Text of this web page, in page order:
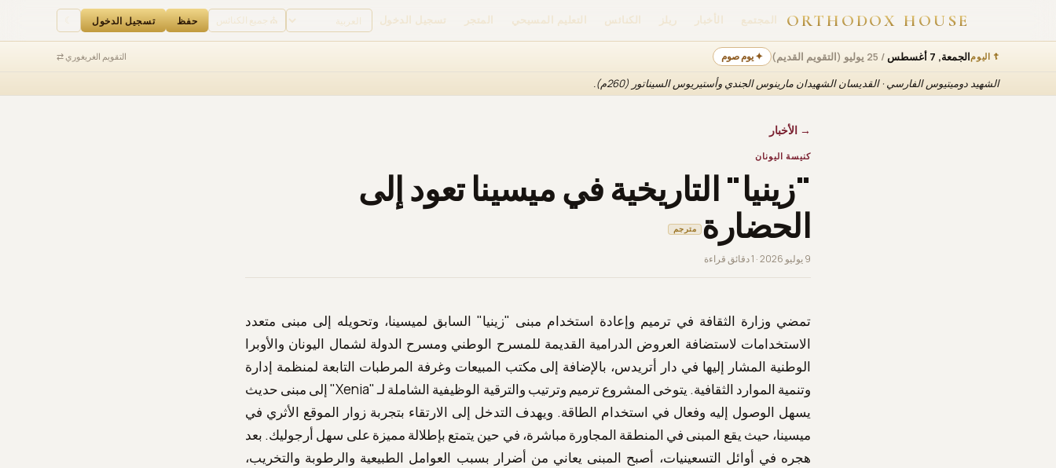
ORTHODOX HOUSE المجتمع الأخبار ريلز الكنائس التعليم المسيحي المتجر تسجيل الدخول ⛪ جميع الكنائس حفظ تسجيل الدخول
☦ اليومالجمعة, 7 أغسطس / 25 يوليو (التقويم القديم) ✦ يوم صوم التقويم الغريغوري ⇄
الشهيد دوميتيوس الفارسي · القديسان الشهيدان مارينوس الجندي وأستيريوس السيناتور (260م).
→ الأخبار
كنيسة اليونان
"زينيا" التاريخية في ميسينا تعود إلى
الحضارة
مترجم
9 يوليو 2026 · 1 دقائق قراءة
تمضي وزارة الثقافة في ترميم وإعادة استخدام مبنى "زينيا" السابق لميسينا، وتحويله إلى مبنى متعدد
الاستخدامات لاستضافة العروض الدرامية القديمة للمسرح الوطني ومسرح الدولة لشمال اليونان والأوبرا
الوطنية المشار إليها في دار أتريدس، بالإضافة إلى مكتب المبيعات وغرفة المرطبات التابعة لمنظمة إدارة
وتنمية الموارد الثقافية. يتوخى المشروع ترميم وترتيب والترقية الوظيفية الشاملة لـ "Xenia" إلى مبنى حديث
يسهل الوصول إليه وفعال في استخدام الطاقة. ويهدف التدخل إلى الارتقاء بتجربة زوار الموقع الأثري في
ميسينا، حيث يقع المبنى في المنطقة المجاورة مباشرة، في حين يتمتع بإطلالة مميزة على سهل أرجوليك. بعد
هجره في أوائل التسعينيات، أصبح المبنى يعاني من أضرار بسبب العوامل الطبيعية والرطوبة والتخريب،